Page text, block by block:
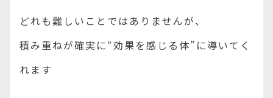
どれも難しいことではありませんが、
積み重ねが確実に“効果を感じる体”に導いてく
れます